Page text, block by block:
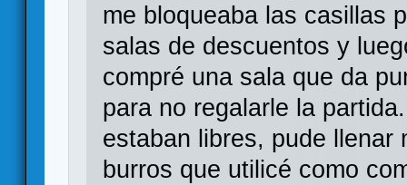
me bloqueaba las casillas
salas de descuentos y
compré una sala que da
para no regalarle la
estaban libres, pude llenar
burros que utilicé como